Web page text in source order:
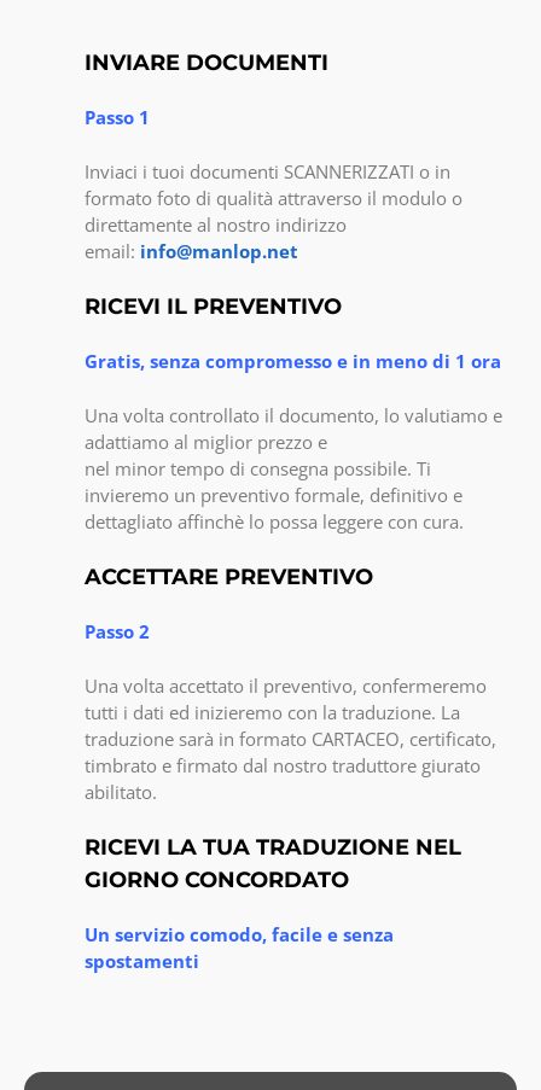
INVIARE DOCUMENTI
Passo 1
Inviaci i tuoi documenti SCANNERIZZATI o in
formato foto di qualità attraverso il modulo o
direttamente al nostro indirizzo
email: info@manlop.net
RICEVI IL PREVENTIVO
Gratis, senza compromesso e in meno di 1 ora
Una volta controllato il documento, lo valutiamo e
adattiamo al miglior prezzo e
nel minor tempo di consegna possibile. Ti
invieremo un preventivo formale, definitivo e
dettagliato affinchè lo possa leggere con cura.
ACCETTARE PREVENTIVO
Passo 2
Una volta accettato il preventivo, confermeremo
tutti i dati ed inizieremo con la traduzione. La
traduzione sarà in formato CARTACEO, certificato,
timbrato e firmato dal nostro traduttore giurato
abilitato.
RICEVI LA TUA TRADUZIONE NEL
GIORNO CONCORDATO
Un servizio comodo, facile e senza
spostamenti